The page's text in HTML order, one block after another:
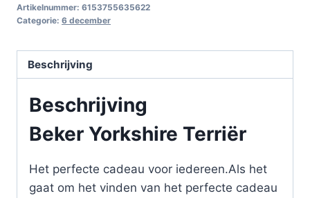
Artikelnummer: 6153755635622
Categorie: 6 december
Beschrijving
Beschrijving
Beker Yorkshire Terriër
Het perfecte cadeau voor iedereen.Als het
gaat om het vinden van het perfecte cadeau